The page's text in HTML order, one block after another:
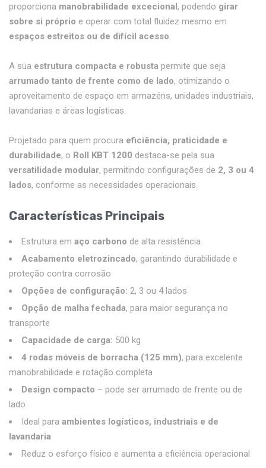
proporciona manobrabilidade excecional, podendo girar
sobre si próprio e operar com total fluidez mesmo em
espaços estreitos ou de difícil acesso.
A sua estrutura compacta e robusta permite que seja
arrumado tanto de frente como de lado, otimizando o
aproveitamento de espaço em armazéns, unidades industriais,
lavandarias e áreas logísticas.
Projetado para quem procura eficiência, praticidade e
durabilidade, o Roll KBT 1200 destaca-se pela sua
versatilidade modular, permitindo configurações de 2, 3 ou 4
lados, conforme as necessidades operacionais.
Características Principais
Estrutura em aço carbono de alta resistência
Acabamento eletrozincado, garantindo durabilidade e
proteção contra corrosão
Opções de configuração: 2, 3 ou 4 lados
Opção de malha fechada, para maior segurança no
transporte
Capacidade de carga: 500 kg
4 rodas móveis de borracha (125 mm), para excelente
manobrabilidade e rotação completa
Design compacto – pode ser arrumado de frente ou de
lado
Ideal para ambientes logísticos, industriais e de
lavandaria
Reduz o esforço físico e aumenta a eficiência operacional